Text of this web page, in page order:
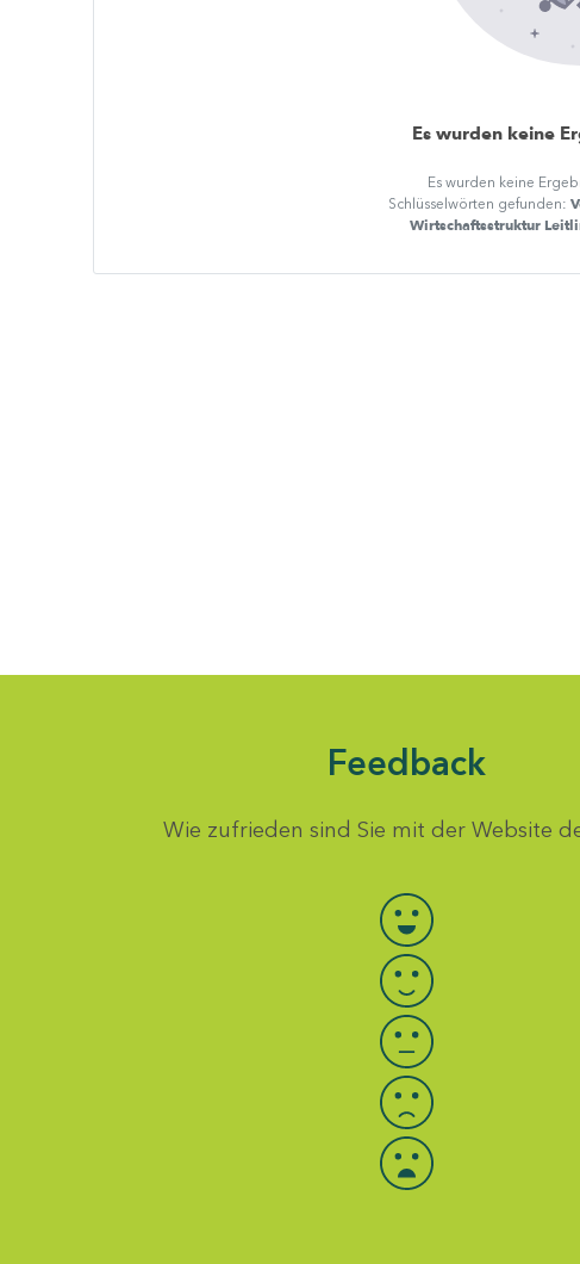
Es wurden keine
Es wurden keine
Schlüsselwörten gefunden:
Wirtschaftsstruktur
Feedback
Wie zufrieden sind Sie mit der Website
Bewertung auswählen